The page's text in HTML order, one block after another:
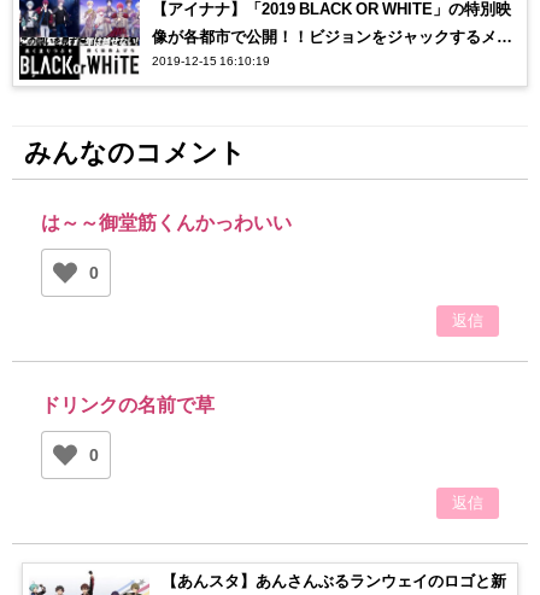
【アイナナ】「2019 BLACK OR WHITE」の特別映
像が各都市で公開！！ビジョンをジャックするメン
バーに注目！
2019-12-15 16:10:19
みんなのコメント
は～～御堂筋くんかっわいい
0
返信
ドリンクの名前で草
0
返信
【あんスタ】あんさんぶるランウェイのロゴと新